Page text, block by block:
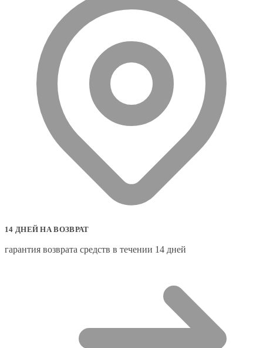
14 ДНЕЙ НА ВОЗВРАТ
гарантия возврата средств в течении 14 дней